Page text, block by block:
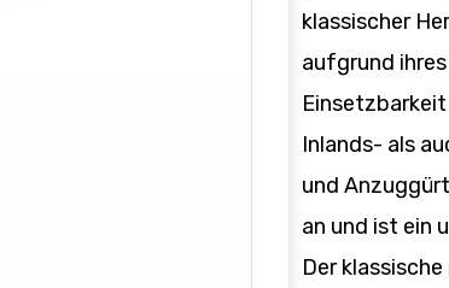
klassischer
aufgrund
Inlands- als
und
an und ist ein
Der